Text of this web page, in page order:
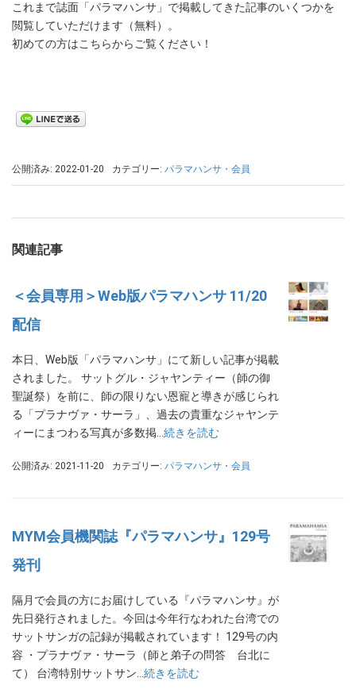
これまで誌面「パラマハンサ」で掲載してきた記事のいくつかを
閲覧していただけます（無料）。
初めての方はこちらからご覧ください！
公開済み: 2022-01-20 カテゴリー: パラマハンサ・会員
関連記事
＜会員専用＞Web版パラマハンサ 11/20
配信
本日、Web版「パラマハンサ」にて新しい記事が掲載
されました。 サットグル・ジャヤンティー（師の御
聖誕祭）を前に、師の限りない恩寵と導きが感じられ
る「プラナヴァ・サーラ」、過去の貴重なジャヤンテ
ィーにまつわる写真が多数掲… 続きを読む
公開済み: 2021-11-20 カテゴリー: パラマハンサ・会員
MYM会員機関誌『パラマハンサ』129号
発刊
隔月で会員の方にお届けしている『パラマハンサ』が
先日発行されました。今回は今年行なわれた台湾での
サットサンガの記録が掲載されています！ 129号の内
容 ・プラナヴァ・サーラ（師と弟子の問答 台北に
て） 台湾特別サットサン… 続きを読む